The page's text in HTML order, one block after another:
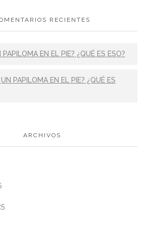
RECIENTES
PAPILOMA EN EL PIE? ¿QUÉ ES ESO?
PAPILOMA EN EL PIE? ¿QUÉ ES
ARCHIVOS